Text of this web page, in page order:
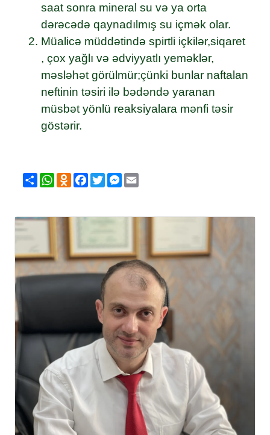
saat sonra mineral su və ya orta
dərəcədə qaynadılmış su içmək olar.
Müalicə müddətində spirtli içkilər,siqaret
, çox yağlı və ədviyyatlı yeməklər,
məsləhət görülmür;çünki bunlar naftalan
neftinin təsiri ilə bədəndə yaranan
müsbət yönlü reaksiyalara mənfi təsir
göstərir.
ShareWhatsApp
Odnoklassniki
Facebook
TwitterMessenger